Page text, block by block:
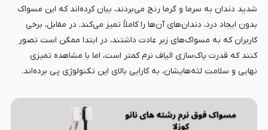
شدید دندان به سرما و گرما رنج می‌بردند، بیان کرده‌اند که این مسواک
بدون ایجاد درد، دندان‌های آن‌ها را کاملاً تمیز می‌کند. در مقابل، برخی
کاربران که به مسواک‌های زبر عادت داشتند، در ابتدا ممکن است تصور
کنند که قدرت پاک‌سازی الیاف نرم کمتر است، اما با مشاهده تمیزی
نهایی و سلامت لثه‌هایشان، به کارایی بالای این تکنولوژی پی برده‌اند.